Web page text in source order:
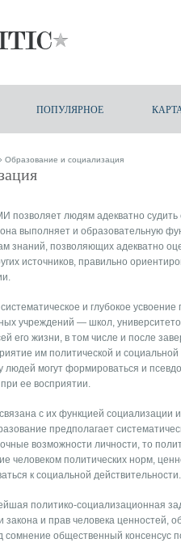
ПОПУЛЯРНОЕ
Образование и социализация
людям адекватно судить
выполняет и образовательную
знаний, позволяющих адекватно
источников, правильно
и глубокое
учреждений — школ,
его жизни, в том числе и после
им политической и
людей могут формироваться и
ее восприятии.
с их функцией социализации
предполагает
возможности личности, то
человеком политических норм,
к социальной действительности.
политико-социализационная
и прав человека ценностей,
сомнение общественный консенсус